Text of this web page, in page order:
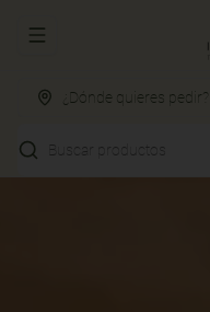
Abrir menu de navegación
¿Dónde quieres pedir?
Buscar productos